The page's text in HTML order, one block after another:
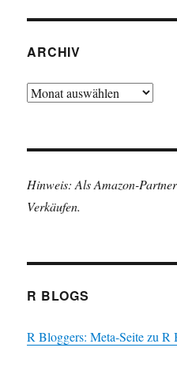
ARCHIV
Archiv
Hinweis: Als Amazon-
Verkäufen.
R BLOGS
R Bloggers: Meta-Seite zu R